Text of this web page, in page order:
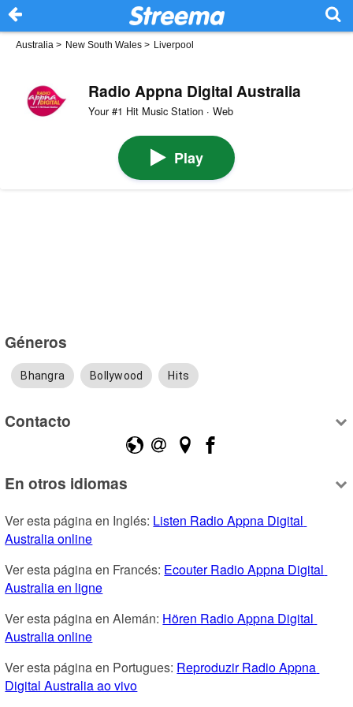
Australia > New South Wales > Liverpool
Radio Appna Digital Australia
Your #1 Hit Music Station · Web
Play
Géneros
Bhangra Bollywood Hits
Contacto
En otros idiomas
Ver esta página en Inglés: Listen Radio Appna Digital
Australia online
Ver esta página en Francés: Ecouter Radio Appna Digital
Australia en ligne
Ver esta página en Alemán: Hören Radio Appna Digital
Australia online
Ver esta página en Portugues: Reproduzir Radio Appna
Digital Australia ao vivo